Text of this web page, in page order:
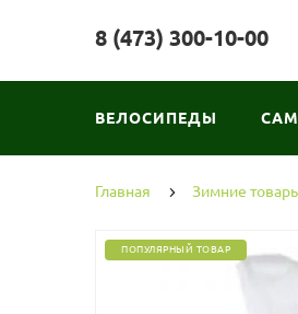
8 (473) 300-10-00
ВЕЛОСИПЕДЫ
Главная Зимние
ПОПУЛЯРНЫЙ ТОВАР